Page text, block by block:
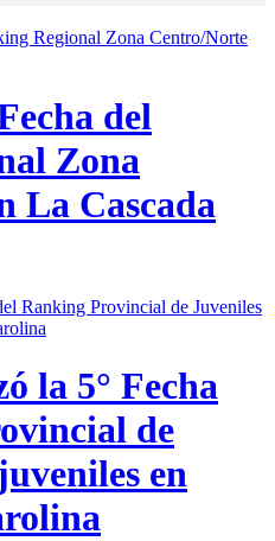
del
Zona
La Cascada
la 5° Fecha
de
en